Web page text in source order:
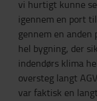
vi hurtigt kunne
igennem en port
gennem en anden
hel bygning, der
indendørs klima
oversteg langt
var faktisk en